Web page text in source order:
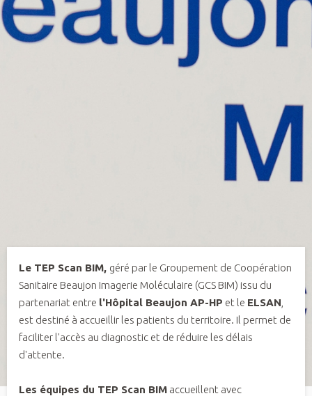
Le TEP Scan BIM, géré par le Groupement de Coopération
Sanitaire Beaujon Imagerie Moléculaire (GCS BIM) issu du
partenariat entre l'Hôpital Beaujon AP-HP et le ELSAN
est destiné à accueillir les patients du territoire. Il permet de
faciliter l'accès au diagnostic et de réduire les délais
d'attente.
Les équipes du TEP Scan BIM accueillent avec